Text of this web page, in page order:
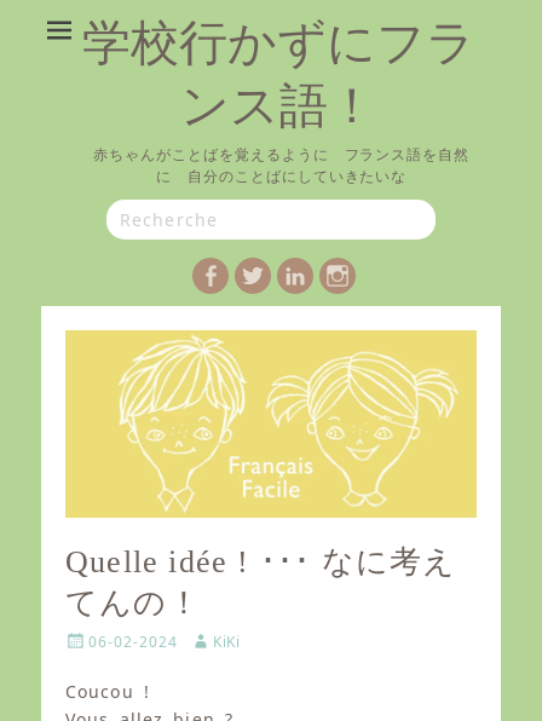
学校行かずにフラ
ンス語！
赤ちゃんがことばを覚えるように フランス語を自然
に 自分のことばにしていきたいな
Search
for:
Facebook
TwitterLinkedIn
Instagram
Quelle idée ! ･･･ なに考え
てんの！
P
s
06-02-2024
A
KiKi
Coucou !